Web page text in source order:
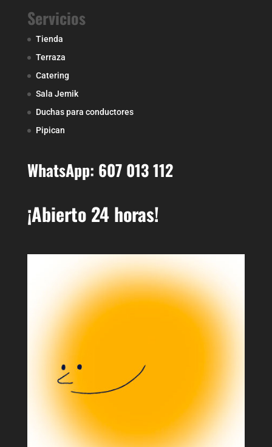
Servicios
Tienda
Terraza
Catering
Sala Jemik
Duchas para conductores
Pipican
WhatsApp: 607 013 112
¡Abierto 24 horas!